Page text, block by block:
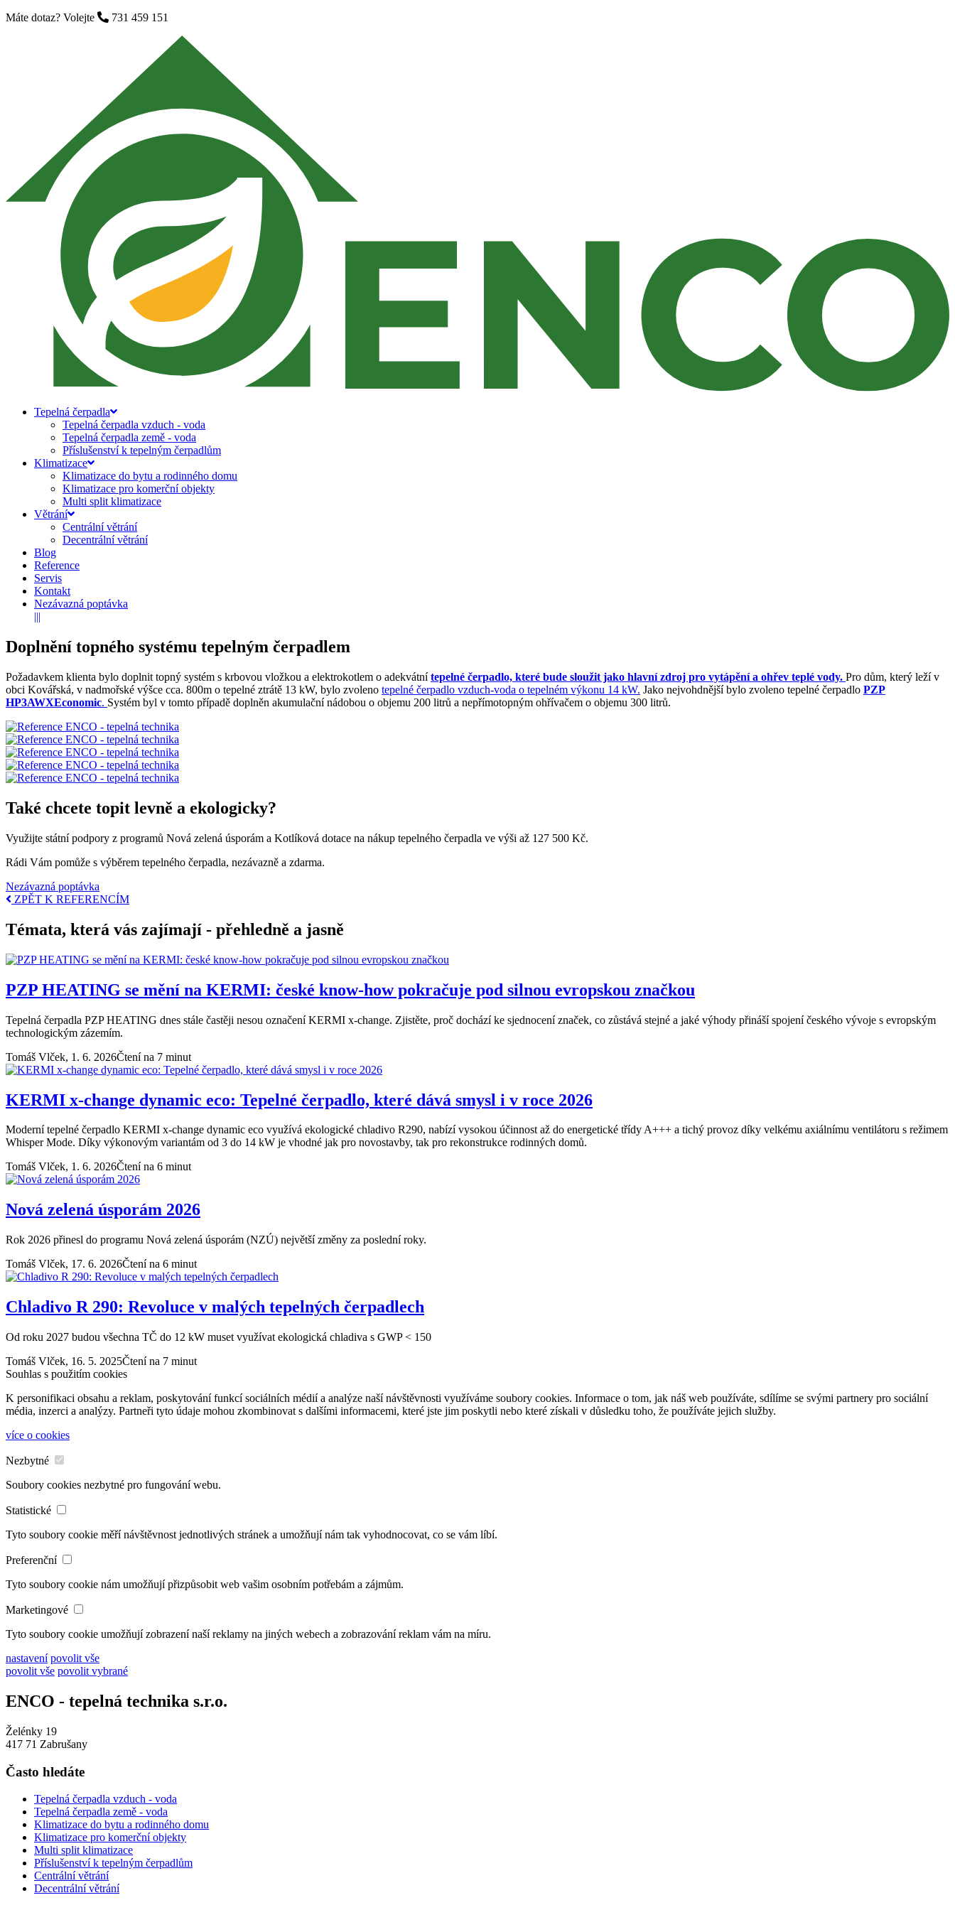
Máte dotaz? Volejte 731 459 151
Tepelná čerpadla
Tepelná čerpadla vzduch - voda
Tepelná čerpadla země - voda
Příslušenství k tepelným čerpadlům
Klimatizace
Klimatizace do bytu a rodinného domu
Klimatizace pro komerční objekty
Multi split klimatizace
Větrání
Centrální větrání
Decentrální větrání
Blog
Reference
Servis
Kontakt
Nezávazná poptávka
|||
Doplnění topného systému tepelným čerpadlem
Požadavkem klienta bylo doplnit topný systém s krbovou vložkou a elektrokotlem o adekvátní tepelné čerpadlo, které bude sloužit jako hlavní zdroj pro vytápění a ohřev teplé vody. Pro dům, který leží v
obci Kovářská, v nadmořské výšce cca. 800m o tepelné ztrátě 13 kW, bylo zvoleno tepelné čerpadlo vzduch-voda o tepelném výkonu 14 kW. Jako nejvohdnější bylo zvoleno tepelné čerpadlo PZP
HP3AWXEconomic. Systém byl v tomto případě doplněn akumulační nádobou o objemu 200 litrů a nepřímotopným ohřívačem o objemu 300 litrů.
Také chcete topit levně a ekologicky?
Využijte státní podpory z programů Nová zelená úsporám a Kotlíková dotace na nákup tepelného čerpadla ve výši až 127 500 Kč.
Rádi Vám pomůže s výběrem tepelného čerpadla, nezávazně a zdarma.
Nezávazná poptávka
ZPĚT K REFERENCÍM
Témata, která vás zajímají - přehledně a jasně
PZP HEATING se mění na KERMI: české know-how pokračuje pod silnou evropskou značkou
Tepelná čerpadla PZP HEATING dnes stále častěji nesou označení KERMI x-change. Zjistěte, proč dochází ke sjednocení značek, co zůstává stejné a jaké výhody přináší spojení českého vývoje s evropským
technologickým zázemím.
Tomáš Vlček, 1. 6. 2026Čtení na 7 minut
KERMI x-change dynamic eco: Tepelné čerpadlo, které dává smysl i v roce 2026
Moderní tepelné čerpadlo KERMI x-change dynamic eco využívá ekologické chladivo R290, nabízí vysokou účinnost až do energetické třídy A+++ a tichý provoz díky velkému axiálnímu ventilátoru s režimem
Whisper Mode. Díky výkonovým variantám od 3 do 14 kW je vhodné jak pro novostavby, tak pro rekonstrukce rodinných domů.
Tomáš Vlček, 1. 6. 2026Čtení na 6 minut
Nová zelená úsporám 2026
Rok 2026 přinesl do programu Nová zelená úsporám (NZÚ) největší změny za poslední roky.
Tomáš Vlček, 17. 6. 2026Čtení na 6 minut
Chladivo R 290: Revoluce v malých tepelných čerpadlech
Od roku 2027 budou všechna TČ do 12 kW muset využívat ekologická chladiva s GWP < 150
Tomáš Vlček, 16. 5. 2025Čtení na 7 minut
Souhlas s použitím cookies
K personifikaci obsahu a reklam, poskytování funkcí sociálních médií a analýze naší návštěvnosti využíváme soubory cookies. Informace o tom, jak náš web používáte, sdílíme se svými partnery pro sociální
média, inzerci a analýzy. Partneři tyto údaje mohou zkombinovat s dalšími informacemi, které jste jim poskytli nebo které získali v důsledku toho, že používáte jejich služby.
více o cookies
Nezbytné
Soubory cookies nezbytné pro fungování webu.
Statistické
Tyto soubory cookie měří návštěvnost jednotlivých stránek a umožňují nám tak vyhodnocovat, co se vám líbí.
Preferenční
Tyto soubory cookie nám umožňují přizpůsobit web vašim osobním potřebám a zájmům.
Marketingové
Tyto soubory cookie umožňují zobrazení naší reklamy na jiných webech a zobrazování reklam vám na míru.
nastavení povolit vše
povolit vše povolit vybrané
ENCO - tepelná technika s.r.o.
Želénky 19
417 71 Zabrušany
Často hledáte
Tepelná čerpadla vzduch - voda
Tepelná čerpadla země - voda
Klimatizace do bytu a rodinného domu
Klimatizace pro komerční objekty
Multi split klimatizace
Příslušenství k tepelným čerpadlům
Centrální větrání
Decentrální větrání